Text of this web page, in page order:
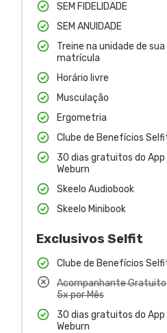
SEM FIDELIDADE
SEM ANUIDADE
Treine na unidade de sua
matrícula
Horário livre
Musculação
Ergometria
Clube de Benefícios
30 dias gratuitos do App
Weburn
Skeelo Audiobook
Skeelo Minibook
Exclusivos Selfit
Clube de Benefícios
Acompanhante Gratuito
5x por Mês
30 dias gratuitos do App
Weburn